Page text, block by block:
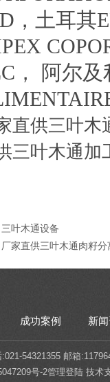
，土耳其
， 阿尔及
直供三叶木
三叶木通加
三叶木通设备
厂家直供三叶木通肉籽分
成功案例 新
54321355 邮箱
号-2管理登陆 技术